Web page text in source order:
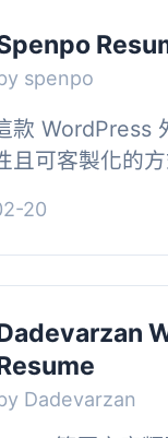
spenpo
款 WordPress
且可客製化的
20
Dadevarzan